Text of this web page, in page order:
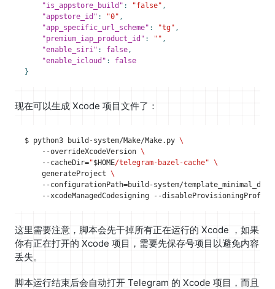
"is_appstore_build" : "false" ,
"appstore_id" : "0" ,
"app_specific_url_scheme" : "tg" ,
"premium_iap_product_id" : "" ,
"enable_siri" : false ,
"enable_icloud" :
false
}
现在可以生成 Xcode 项目文件了：
$ python3 build-system/Make/Make.py
    --overrideXcodeVersion
    --cacheDir
="$HOME/telegram-bazel-cache"
    generateProject
    --configurationPath
=build-system/
这里需要注意，脚本会先干掉所有正在运行的 Xcode ，如果
你有正在打开的 Xcode 项目，需要先保存号项目以避免内容
丢失。
脚本运行结束后会自动打开 Telegram 的 Xcode 项目，而且